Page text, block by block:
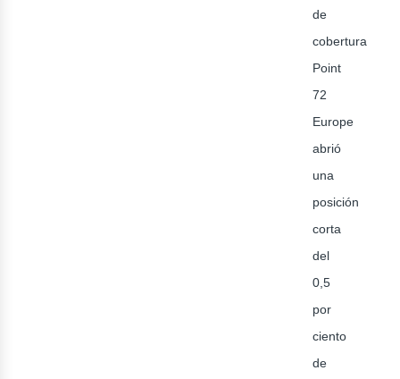
de
cobertura
Point
72
Europe
abrió
una
posición
corta
del
0,5
por
ciento
de